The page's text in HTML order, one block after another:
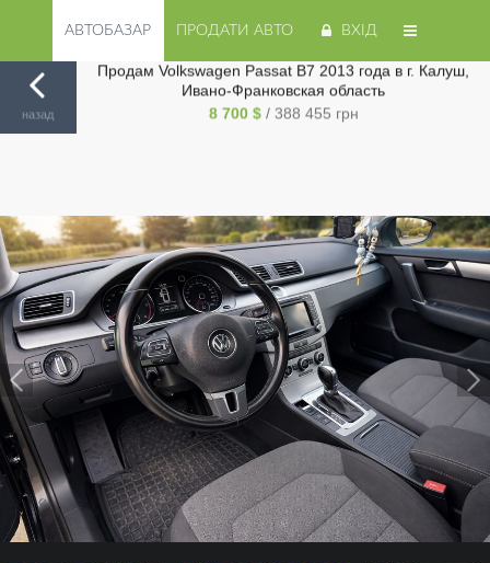
АВТОБАЗАР ПРОДАТИ АВТО ВХІД
Авторинок на Cars.ua /Ивано-Франковск/Volkswagen
назад
Продам Volkswagen Passat B7 2013 года в г. Калуш,
Ивано-Франковская область
8 700 $ / 388 455 грн